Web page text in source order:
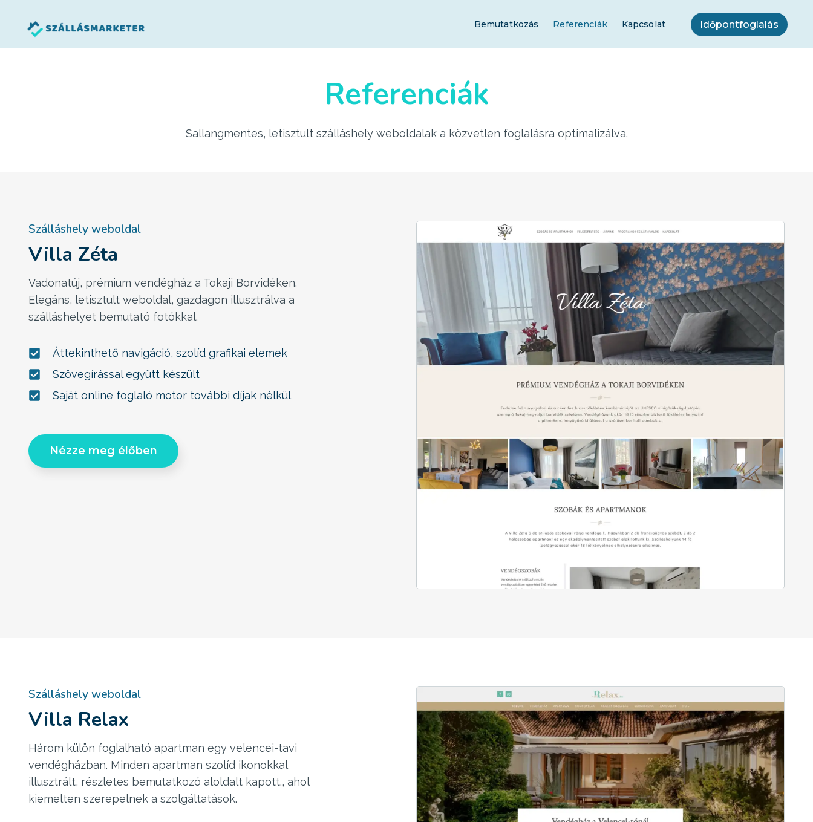
Bemutatkozás Referenciák Kapcsolat Időpontfoglalás
Referenciák
Sallangmentes, letisztult szálláshely weboldalak a közvetlen foglalásra optimalizálva.
Szálláshely weboldal
Villa Zéta
Vadonatúj, prémium vendégház a Tokaji Borvidéken.
Elegáns, letisztult weboldal, gazdagon illusztrálva a
szálláshelyet bemutató fotókkal.
Áttekinthető navigáció, szolíd grafikai elemek
Szövegírással együtt készült
Saját online foglaló motor további díjak nélkül
Nézze meg élőben
Szálláshely weboldal
Villa Relax
Három külön foglalható apartman egy velencei-tavi
vendégházban. Minden apartman szolíd ikonokkal
illusztrált, részletes bemutatkozó aloldalt kapott., ahol
kiemelten szerepelnek a szolgáltatások.